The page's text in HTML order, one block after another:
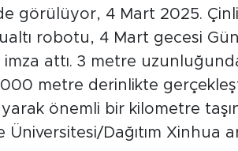
görülüyor, 4 Mart 2025. Çinli
robotu, 4 Mart gecesi
imza attı. 3 metre
metre derinlikte
önemli bir kilometre
Üniversitesi/Dağıtım Xinhua